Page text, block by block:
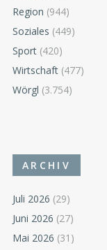
Region (944)
Soziales (449)
Sport (420)
Wirtschaft (477)
Wörgl (3.754)
ARCHIV
Juli 2026 (29)
Juni 2026 (27)
Mai 2026 (31)